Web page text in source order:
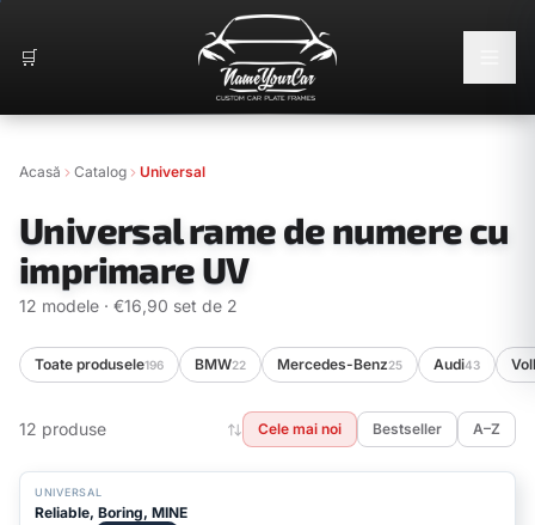
🛒
Acasă Catalog Universal
Universal rame de numere cu
imprimare UV
12 modele · €16,90 set de 2
Toate produsele196 BMW22 Mercedes-Benz25 Audi43
12 produse Cele mai noi Bestseller A–Z
BESTSELLER
UNIVERSAL
Reliable, Boring, MINE